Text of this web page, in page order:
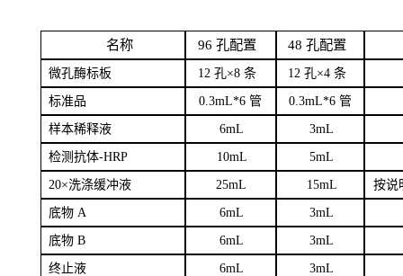
名称 96 孔配置 48 孔配置
微孔酶标板 12 孔×8 条 12 孔×4 条
标准品 0.3mL*6 管 0.3mL*6 管
样本稀释液 6mL 3mL
检测抗体-HRP 10mL 5mL
20×洗涤缓冲液 25mL 15mL 按说
底物A 6mL 3mL
底物B 6mL 3mL
终止液 6mL 3mL